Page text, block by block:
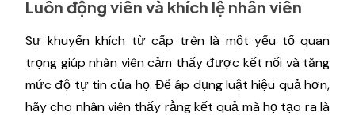
Luôn động viên và khích lệ nhân viên
Sự khuyến khích từ cấp trên là một yếu tố quan
trọng giúp nhân viên cảm thấy được kết nối và tăng
mức độ tự tin của họ. Để áp dụng luật hiệu quả hơn,
hãy cho nhân viên thấy rằng kết quả mà họ tạo ra là